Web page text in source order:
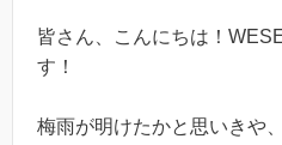
皆さん、こんにちは！
す！
梅雨が明けたかと思いきや